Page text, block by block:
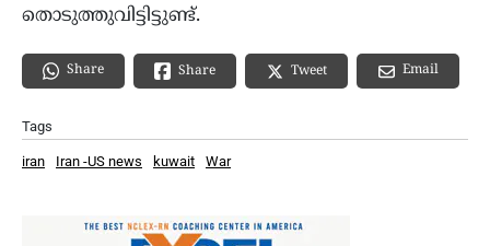
തൊടുത്തുവിട്ടിട്ടുണ്ട്.
Share Share Tweet Email
Tags
iran Iran -US news kuwait War